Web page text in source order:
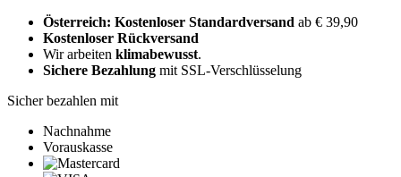
Österreich: Kostenloser Standardversand ab € 39,90
Kostenloser Rückversand
Wir arbeiten klimabewusst.
Sichere Bezahlung mit SSL-Verschlüsselung
Sicher bezahlen mit
Nachnahme
Vorauskasse